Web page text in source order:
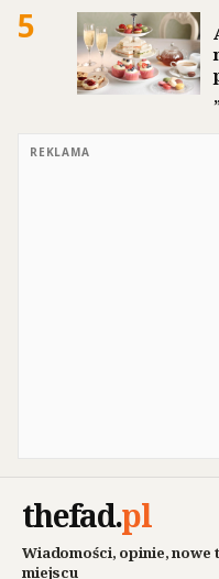
5
REKLAMA
thefad.pl
Wiadomości, opinie,
miejscu